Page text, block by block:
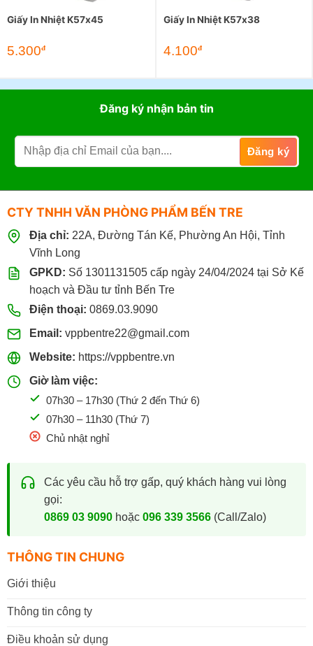
Giấy In Nhiệt K57x45
5.300đ
Giấy In Nhiệt K57x38
4.100đ
Đăng ký nhận bản tin
CTY TNHH VĂN PHÒNG PHẨM BẾN TRE
Địa chỉ: 22A, Đường Tán Kế, Phường An Hội, Tỉnh
Vĩnh Long
GPKD: Số 1301131505 cấp ngày 24/04/2024 tại Sở Kế
hoạch và Đầu tư tỉnh Bến Tre
Điện thoại: 0869.03.9090
Email: vppbentre22@gmail.com
Website: https://vppbentre.vn
Giờ làm việc:
07h30 – 17h30 (Thứ 2 đến Thứ 6)
07h30 – 11h30 (Thứ 7)
Chủ nhật nghỉ
Các yêu cầu hỗ trợ gấp, quý khách hàng vui lòng
gọi:
0869 03 9090hoặc 096 339 3566(Call/Zalo)
THÔNG TIN CHUNG
Giới thiệu
Thông tin công ty
Điều khoản sử dụng